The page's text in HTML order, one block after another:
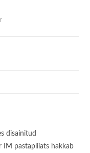
disainitud
IM pastapliiats hakkab